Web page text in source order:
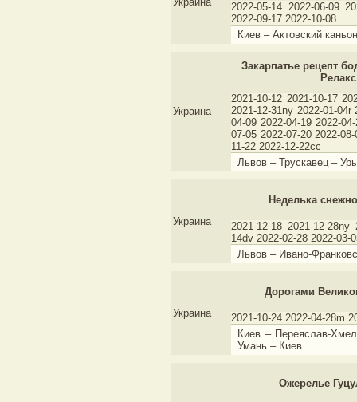
2022-05-14 2022-06-09
2022-09-17 2022-10-08
Киев – Актовский
Украина
Закарпатье рецепт
Релакс
2021-10-12 2021-10-17
2021-12-31ny 2022-01-04r
04-09 2022-04-19 2022-
07-05 2022-07-20 2022-
11-22 2022-12-22cc
Львов – Трускавец –
Украина
Неделька
2021-12-18 2021-12-28ny
14dv 2022-02-28 2022-03-
Львов – Ивано-
Украина
Дорогами
2021-10-24 2022-04-28m
Киев – Переяслав-
Умань – Киев
Ожерелье